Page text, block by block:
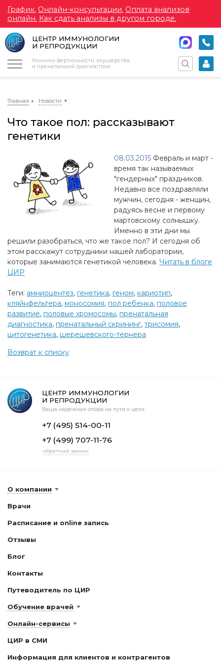
График. Онлайн-консультации. Оплата анализов
онлайн. Как сдать анализы в другом городе.
ЦЕНТР ИММУНОЛОГИИ
И РЕПРОДУКЦИИ
Клиники фертильности, акушерства
и пренатальной диагностики
Главная Новости
Что такое пол: рассказывают
генетики
08.03.2015 Февраль и март -
время так называемых
"гендерных" праздников.
Недавно все поздравляли
мужчин, сегодня - женщин,
радуясь весне и первому
мартовскому солнышку.
Именно в эти дни мы
решили разобраться, что же такое пол? И сегодня об
этом расскажут сотрудники нашей лаборатории,
которые занимаются генетикой человека. Читать в блоге
ЦИР
Теги: амниоцентез, генетика, геном, кариотип,
кляйнфельтера, моносомия, пол ребенка, половое
развитие, половые хромосомы, пренатальная
диагностика, пренатальный скрининг, трисомия,
цитогенетика, шерешевского-тернера
Возврат к списку
ЦЕНТР ИММУНОЛОГИИ
И РЕПРОДУКЦИИ
Ваша надежная опора на пути к цели
+7 (495) 514-00-11
+7 (499) 707-11-76
обратный звонок
О компании
Врачи
Расписание и online запись
Отзывы
Блог
Контакты
Путеводитель по ЦИР
Обучение врачей
Онлайн-сервисы
ЦИР в СМИ
Информация для клиентов и контрагентов